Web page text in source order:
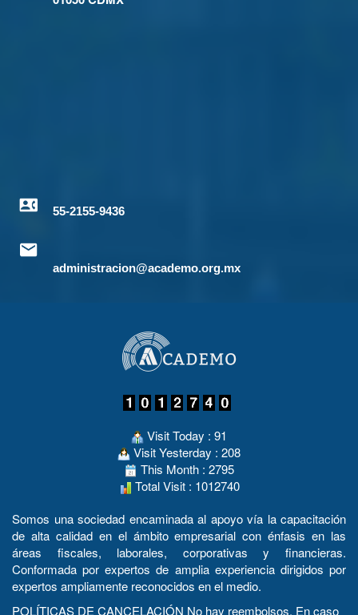
55-2155-9436
administracion@academo.org.mx
Visit Today : 91
Visit Yesterday : 208
This Month : 2795
Total Visit : 1012740
Somos una sociedad encaminada al apoyo vía la capacitación
de alta calidad en el ámbito empresarial con énfasis en las
áreas fiscales, laborales, corporativas y financieras.
Conformada por expertos de amplia experiencia dirigidos por
expertos ampliamente reconocidos en el medio.
POLÍTICAS DE CANCELACIÓN No hay reembolsos. En caso